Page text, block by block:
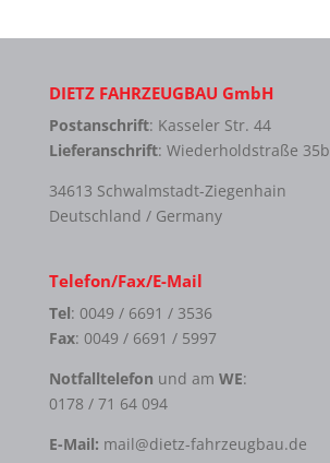
DIETZ FAHRZEUGBAU GmbH
Postanschrift: Kasseler Str. 44
Lieferanschrift: Wiederholdstraße 35b
34613 Schwalmstadt-Ziegenhain
Deutschland / Germany
Telefon/Fax/E-Mail
Tel: 0049 / 6691 / 3536
Fax: 0049 / 6691 / 5997
Notfalltelefon und am WE:
0178 / 71 64 094
E-Mail: mail@dietz-fahrzeugbau.de